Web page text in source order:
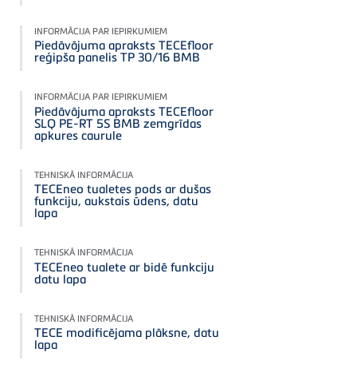
INFORMĀCIJA PAR IEPIRKUMIEM
Piedāvājuma apraksts TECEfloor
reģipša panelis TP 30/16 BMB
INFORMĀCIJA PAR IEPIRKUMIEM
Piedāvājuma apraksts TECEfloor
SLQ PE-RT 5S BMB zemgrīdas
apkures caurule
TEHNISKĀ INFORMĀCIJA
TECEneo tualetes pods ar dušas
funkciju, aukstais ūdens, datu
lapa
TEHNISKĀ INFORMĀCIJA
TECEneo tualete ar bidē funkciju
datu lapa
TEHNISKĀ INFORMĀCIJA
TECE modificējama plāksne, datu
lapa